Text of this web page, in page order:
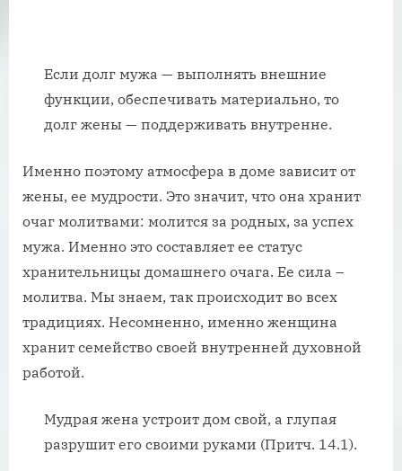
Если долг мужа — выполнять внешние
функции, обеспечивать материально, то
долг жены — поддерживать внутренне.
Именно поэтому атмосфера в доме зависит от
жены, ее мудрости. Это значит, что она хранит
очаг молитвами: молится за родных, за успех
мужа. Именно это составляет ее статус
хранительницы домашнего очага. Ее сила –
молитва. Мы знаем, так происходит во всех
традициях. Несомненно, именно женщина
хранит семейство своей внутренней духовной
работой.
Мудрая жена устроит дом свой, а глупая
разрушит его своими руками (Притч. 14.1).